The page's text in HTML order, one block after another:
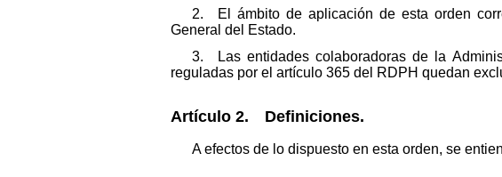
2. El ámbito de aplicación de esta orden
General del Estado.
3. Las entidades colaboradoras de la
reguladas por el artículo 365 del RDPH quedan
Artículo 2. Definiciones.
A efectos de lo dispuesto en esta orden, se